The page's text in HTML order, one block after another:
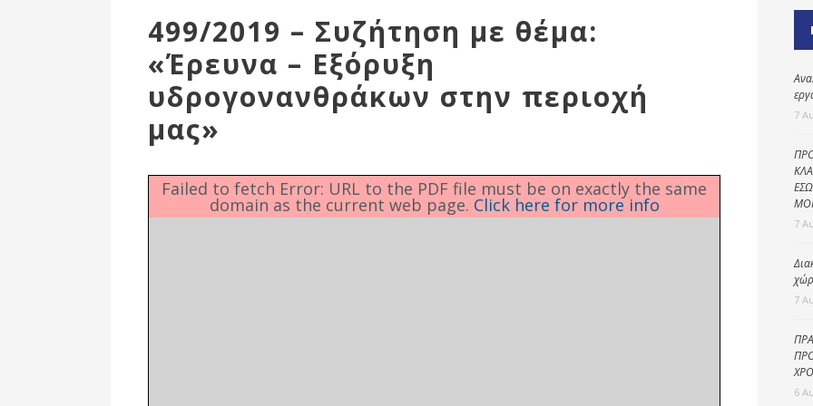
Δημοτικές
Ενότητες
προστασία
499/2019 – Συζήτηση με θέμα:
«Έρευνα – Εξόρυξη
υδρογονανθράκων στην περιοχή
μας»
Failed to fetch Error: URL to the PDF file must be on exactly the same
domain as the current web page. Click here for more info
7
7
7
6